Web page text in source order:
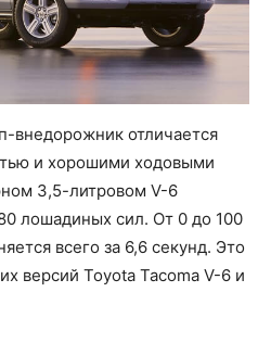
внедорожник отличается
и хорошими ходовыми
3,5-литровом V-6
лошадиных сил. От 0 до 100
всего за 6,6 секунд. Это
версий Toyota Tacoma V-6 и